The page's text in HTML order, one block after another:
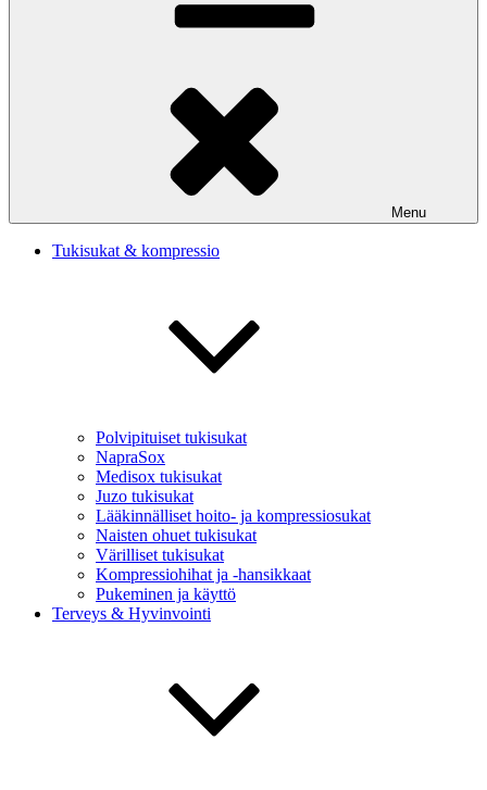
Menu
Tukisukat & kompressio
Polvipituiset tukisukat
NapraSox
Medisox tukisukat
Juzo tukisukat
Lääkinnälliset hoito- ja kompressiosukat
Naisten ohuet tukisukat
Värilliset tukisukat
Kompressiohihat ja -hansikkaat
Pukeminen ja käyttö
Terveys & Hyvinvointi